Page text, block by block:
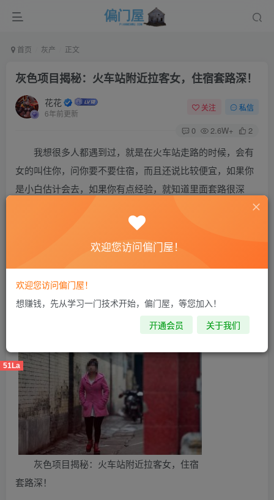
首页 灰产 正文
灰色项目揭秘：火车站附近拉客女，住宿套路深！
花花
6年前更新
关注 私信
0 2.6W+ 2
我想很多人都遇到过，就是在火车站走路的时候，会有
女的叫住你，问你要不要住宿，而且还说比较便宜，如果你
是小白估计会去，如果你有点经验，就知道里面套路很深
了。下面，花花就揭秘这个灰色生意——拉客女住宿生意。
也是这样的，花花在《偏门秘籍》书中也提到过，驴大哥，
方。大家可以看《偏门秘籍》，点击查看，第07章 忙碌的
一年，万事俱备，蓄力待发！里面就有简单的介绍。
灰色项目揭秘：火车站附近拉客女，住宿
套路深！
欢迎您访问偏门屋！
欢迎您访问偏门屋！
想赚钱，先从学习一门技术开始，偏门屋，等您加入！
开通会员
关于我们
51La